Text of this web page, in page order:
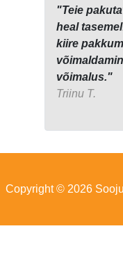
"Teie
heal
kiire
võimalus."
Triinu T.
Copyright © 2026